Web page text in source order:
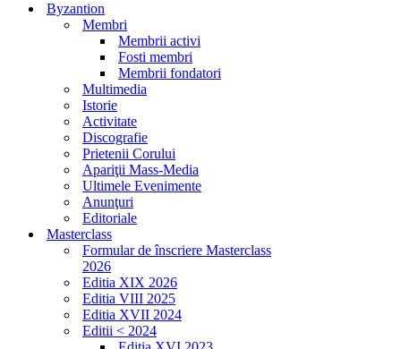
Byzantion
Membri
Membrii activi
Fosti membri
Membrii fondatori
Multimedia
Istorie
Activitate
Discografie
Prietenii Corului
Apariţii Mass-Media
Ultimele Evenimente
Anunţuri
Editoriale
Masterclass
Formular de înscriere Masterclass
2026
Editia XIX 2026
Editia VIII 2025
Editia XVII 2024
Editii < 2024